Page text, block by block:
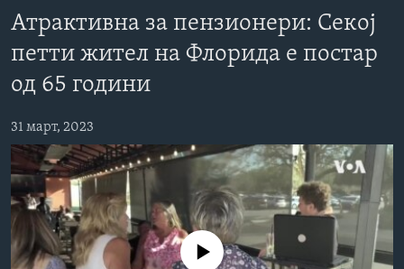
содржина
Премини
до
страната
навигација
Пребарувај
МАКЕДОНИЈА
ЕКОНОМИЈА
ПОЛИТИКА
ЗДРАВЈЕ
НАУКА
УМЕТНОСТ И ЗАБАВА
ИНТЕРВЈУА
ДОКУМЕНТАРЦИ
АРХИВИРАНА ПРОГРАМА
NEWSFLASH - АРХИВА
ВЕСТИ ОД САД ВО МИНУТА - АРХИВА
ИЗБОРИ ВО САД 2020 - АРХИВА
ЗА НАС
Learning English
НАКУСО...
Атрактивна за пензионери: Секој
петти жител на Флорида е постар
од 65 години
31 март, 2023
No media source currently available